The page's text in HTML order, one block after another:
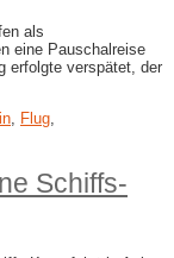
als
eine Pauschalreise
erfolgte verspätet, der
, Flug,
Schiffs-​